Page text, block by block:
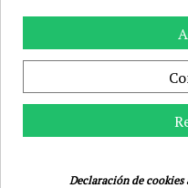
PUNTO-G RECARGABLE
39,14 €44,99 €
Declaración de